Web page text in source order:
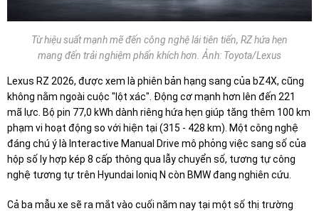
Từ hiệu suất mạnh mẽ đến công nghệ lái tiên tiến, RZ hứa hẹn
mang đến trải nghiệm phấn khích hơn. Ảnh: Toyota/Lexus
Lexus RZ 2026, được xem là phiên bản hạng sang của bZ4X, cũng
không nằm ngoài cuộc "lột xác". Động cơ mạnh hơn lên đến 221
mã lực. Bộ pin 77,0 kWh dành riêng hứa hẹn giúp tăng thêm 100 km
phạm vi hoạt động so với hiện tại (315 - 428 km). Một công nghệ
đáng chú ý là Interactive Manual Drive mô phỏng việc sang số của
hộp số ly hợp kép 8 cấp thông qua lẫy chuyển số, tương tự công
nghệ tương tự trên Hyundai Ioniq N còn BMW đang nghiên cứu.
Cả ba mẫu xe sẽ ra mắt vào cuối năm nay tại một số thị trường